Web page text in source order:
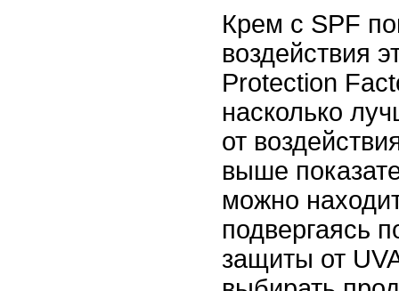
Крем с SPF
воздействия
Protection
насколько
от
выше
можно
подвергаясь
защиты от